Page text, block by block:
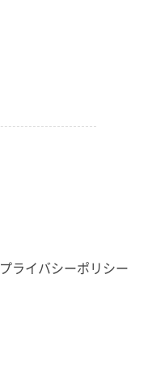
プライバシーポリシー